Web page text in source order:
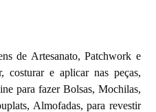
de Artesanato, Patchwork e
costurar e aplicar nas peças,
para fazer Bolsas, Mochilas,
Almofadas, para revestir